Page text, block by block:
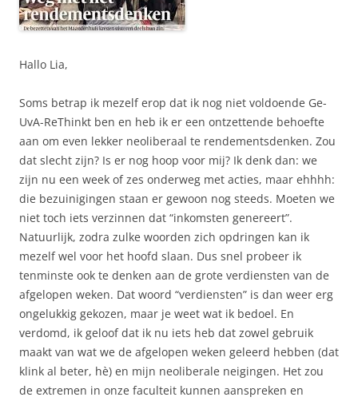
Hallo Lia,
Soms betrap ik mezelf erop dat ik nog niet voldoende Ge-
UvA-ReThinkt ben en heb ik er een ontzettende behoefte
aan om even lekker neoliberaal te rendementsdenken. Zou
dat slecht zijn? Is er nog hoop voor mij? Ik denk dan: we
zijn nu een week of zes onderweg met acties, maar ehhhh:
die bezuinigingen staan er gewoon nog steeds. Moeten we
niet toch iets verzinnen dat “inkomsten genereert”.
Natuurlijk, zodra zulke woorden zich opdringen kan ik
mezelf wel voor het hoofd slaan. Dus snel probeer ik
tenminste ook te denken aan de grote verdiensten van de
afgelopen weken. Dat woord “verdiensten” is dan weer erg
ongelukkig gekozen, maar je weet wat ik bedoel. En
verdomd, ik geloof dat ik nu iets heb dat zowel gebruik
maakt van wat we de afgelopen weken geleerd hebben (dat
klink al beter, hè) en mijn neoliberale neigingen. Het zou
de extremen in onze faculteit kunnen aanspreken en